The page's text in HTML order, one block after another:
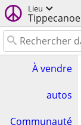
Lieu
Tippecanoe
À vendre
autos
Communauté